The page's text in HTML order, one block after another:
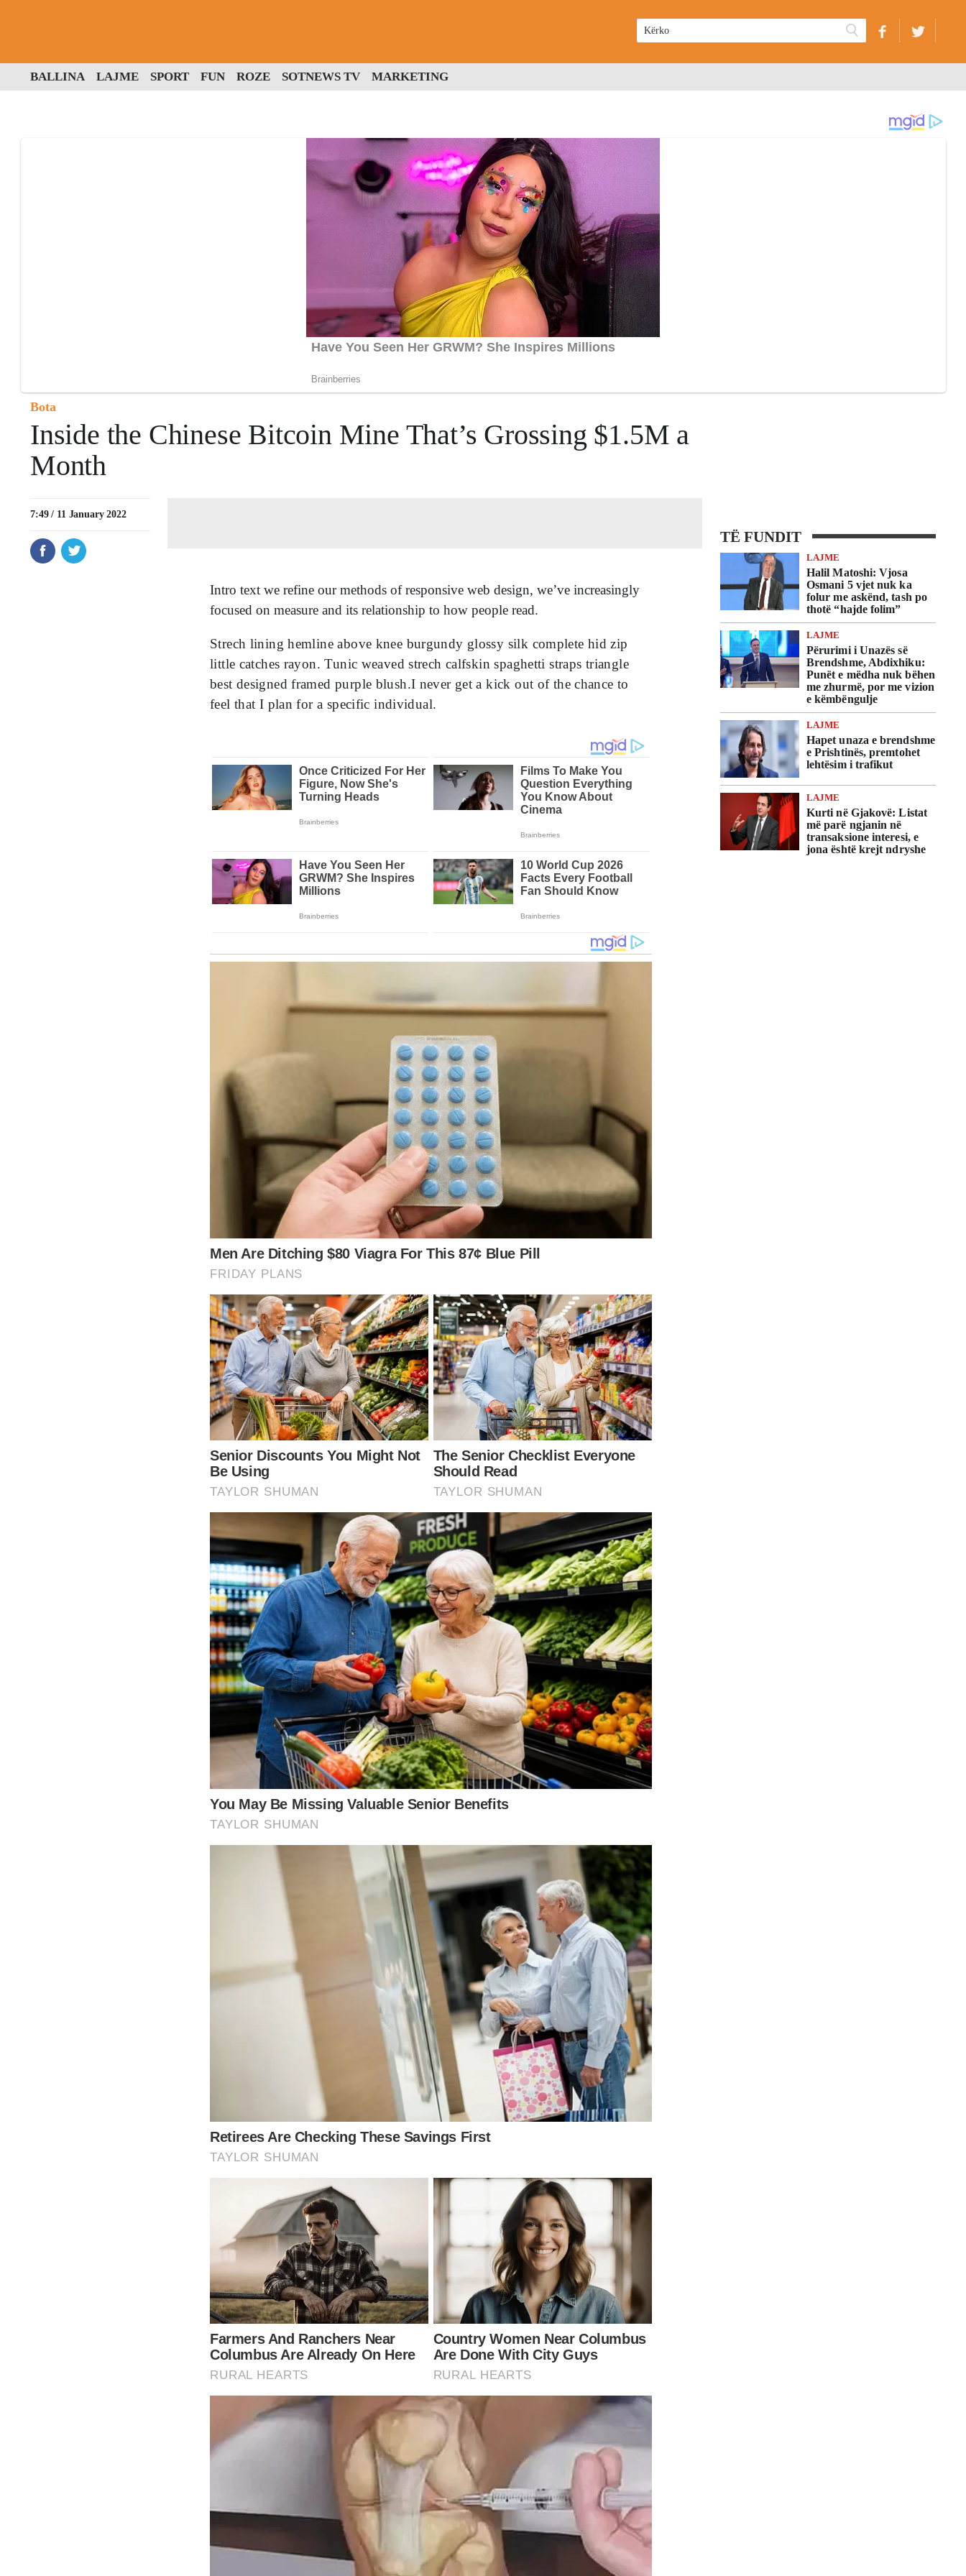
BALLINA LAJME SPORT FUN ROZE SOTNEWS TV MARKETING
Bota
Inside the Chinese Bitcoin Mine That’s Grossing $1.5M a
Month
7:49 / 11 January 2022
TË FUNDIT
LAJME
Halil Matoshi: Vjosa
Osmani 5 vjet nuk ka
folur me askënd, tash po
thotë “hajde folim”
LAJME
Përurimi i Unazës së
Brendshme, Abdixhiku:
Punët e mëdha nuk bëhen
me zhurmë, por me vizion
e këmbëngulje
LAJME
Hapet unaza e brendshme
e Prishtinës, premtohet
lehtësim i trafikut
LAJME
Kurti në Gjakovë: Listat
më parë ngjanin në
transaksione interesi, e
jona është krejt ndryshe
Intro text we refine our methods of responsive web design, we’ve increasingly
focused on measure and its relationship to how people read.
Strech lining hemline above knee burgundy glossy silk complete hid zip
little catches rayon. Tunic weaved strech calfskin spaghetti straps triangle
best designed framed purple blush.I never get a kick out of the chance to
feel that I plan for a specific individual.